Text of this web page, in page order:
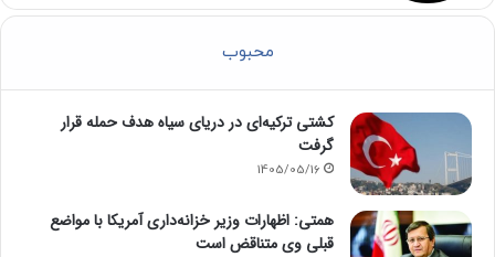
محبوب
کشتی ترکیه‌ای در دریای سیاه هدف حمله قرار
گرفت
1405/05/16
همتی: اظهارات وزیر خزانه‌داری آمریکا با مواضع
قبلی وی متناقض است